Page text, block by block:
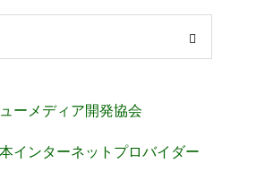
ーメディア開発協会
インターネットプロバイダー